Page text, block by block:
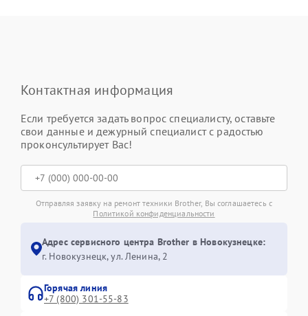
Контактная информация
Если требуется задать вопрос специалисту, оставьте
свои данные и дежурный специалист с радостью
проконсультирует Вас!
Отправляя заявку на ремонт техники Brother, Вы соглашаетесь с
Политикой конфиденциальности
Адрес сервисного центра Brother в Новокузнецке:
г. Новокузнецк, ул. Ленина, 2
Горячая линия
+7 (800) 301-55-83